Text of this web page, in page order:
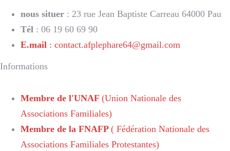
nous situer : 23 rue Jean Baptiste Carreau 64000 Pau
Tél : 06 19 60 69 90
E.mail : contact.afplephare64@gmail.com
Informations
Membre de l'UNAF (Union Nationale des
Associations Familiales)
Membre de la FNAFP ( Fédération Nationale des
Associations Familiales Protestantes)